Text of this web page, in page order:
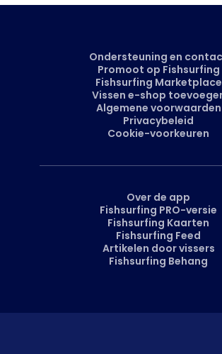
Ondersteuning en
Promoot op Fishsurfing
Fishsurfing Marketplace
Vissen e-shop
Algemene voorwaarden
Privacybeleid
Cookie-voorkeuren
Over de app
Fishsurfing PRO-versie
Fishsurfing Kaarten
Fishsurfing Feed
Artikelen door vissers
Fishsurfing Behang